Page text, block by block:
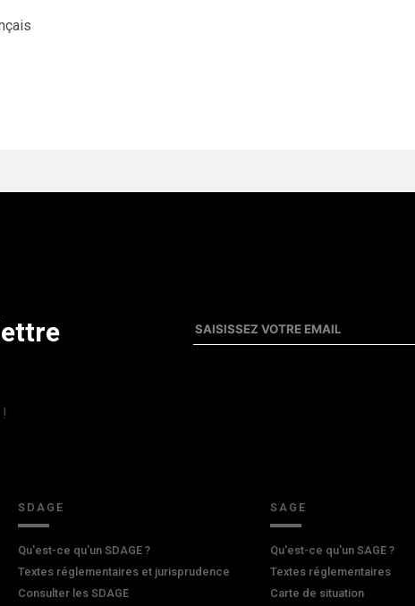
SDAGE
Qu'est-ce qu'un SDAGE ?
Textes réglementaires et jurisprudence
Consulter les SDAGE
SAGE
Qu'est-ce qu'un SAGE ?
Textes réglementaires
Carte de situation